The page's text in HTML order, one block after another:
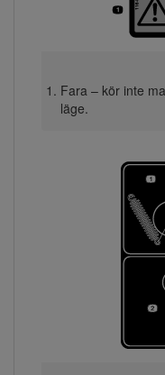
Fara – kör inte
läge.